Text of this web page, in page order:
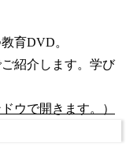
育DVD。
紹介します。学び
ウで開きます。）